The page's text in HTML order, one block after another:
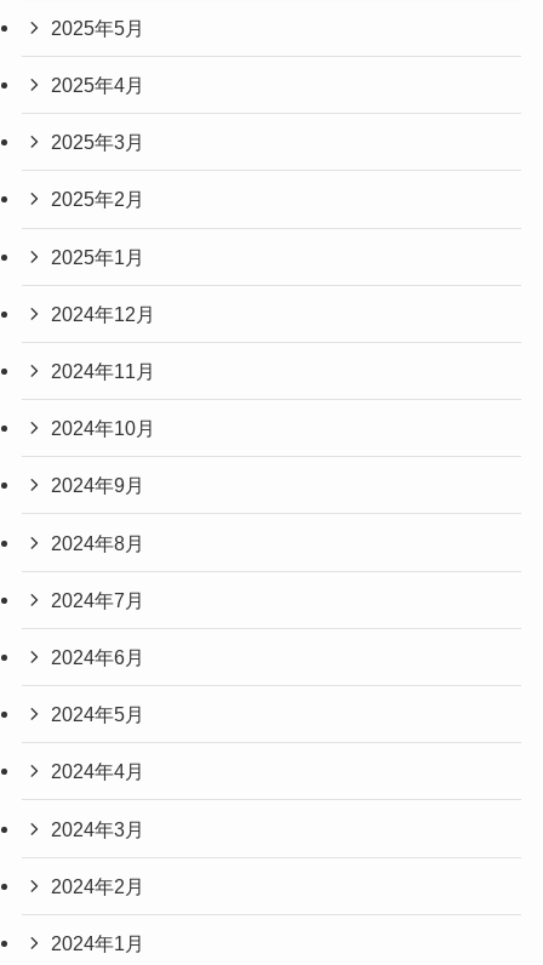
2025年5月
2025年4月
2025年3月
2025年2月
2025年1月
2024年12月
2024年11月
2024年10月
2024年9月
2024年8月
2024年7月
2024年6月
2024年5月
2024年4月
2024年3月
2024年2月
2024年1月